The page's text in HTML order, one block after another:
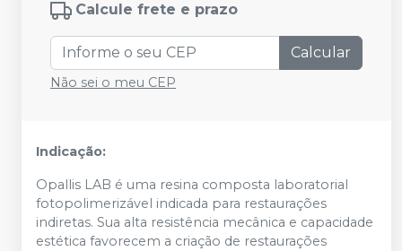
Calcule frete e prazo
Calcular
Não sei o meu CEP
Indicação:
Opallis LAB é uma resina composta laboratorial
fotopolimerizável indicada para restaurações
indiretas. Sua alta resistência mecânica e capacidade
estética favorecem a criação de restaurações